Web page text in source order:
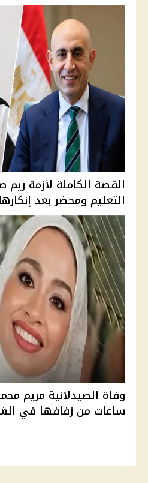
التعليم ومحضر بعد
وفاة الصيدلانية مريم
ساعات من زفافها في